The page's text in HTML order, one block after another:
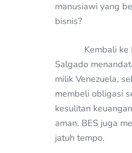
manusiawi yang
bisnis?
Kembali ke
Salgado
milik Venezuela,
membeli obligasi
kesulitan
aman. BES juga
jatuh tempo.